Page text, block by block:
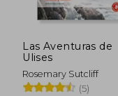
Las Aventuras de
Ulises
Rosemary Sutcliff
(5)